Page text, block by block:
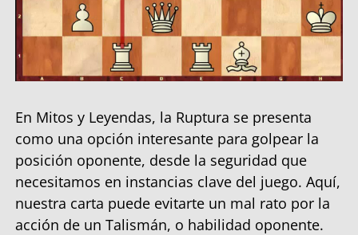
En Mitos y Leyendas, la Ruptura se presenta
como una opción interesante para golpear la
posición oponente, desde la seguridad que
necesitamos en instancias clave del juego. Aquí,
nuestra carta puede evitarte un mal rato por la
acción de un Talismán, o habilidad oponente.